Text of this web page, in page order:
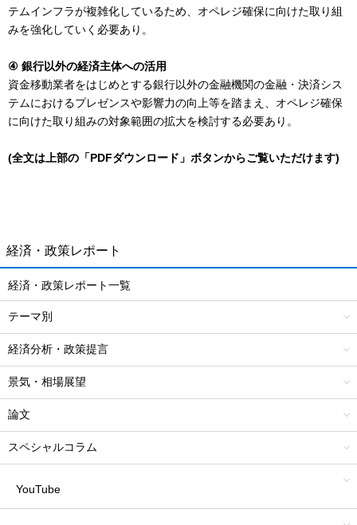
テムインフラが複雑化しているため、オペレジ確保に向けた取り組
みを強化していく必要あり。
④ 銀行以外の経済主体への活用
資金移動業者をはじめとする銀行以外の金融機関の金融・決済シス
テムにおけるプレゼンスや影響力の向上等を踏まえ、オペレジ確保
に向けた取り組みの対象範囲の拡大を検討する必要あり。
(全文は上部の「PDFダウンロード」ボタンからご覧いただけます)
経済・政策レポート
経済・政策レポート一覧
テーマ別
経済分析・政策提言
景気・相場展望
論文
スペシャルコラム
YouTube